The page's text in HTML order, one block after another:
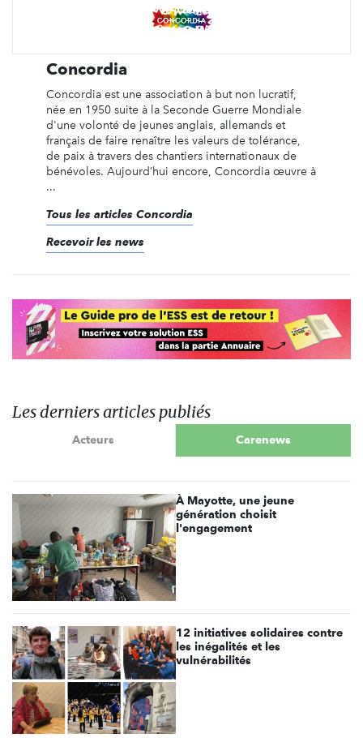
Concordia
Concordia est une association à but non lucratif,
née en 1950 suite à la Seconde Guerre Mondiale
d'une volonté de jeunes anglais, allemands et
français de faire renaître les valeurs de tolérance,
de paix à travers des chantiers internationaux de
bénévoles. Aujourd’hui encore, Concordia œuvre à
...
Tous les articles Concordia
Recevoir les news
Les derniers articles publiés
Acteurs Carenews
À Mayotte, une jeune
génération choisit
l'engagement
12 initiatives solidaires contre
les inégalités et les
vulnérabilités